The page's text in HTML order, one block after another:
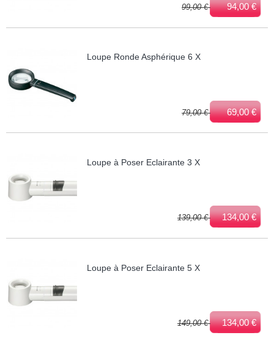
99,00 € 94,00 €
Loupe Ronde Asphérique 6 X
79,00 € 69,00 €
Loupe à Poser Eclairante 3 X
139,00 € 134,00 €
Loupe à Poser Eclairante 5 X
149,00 € 134,00 €